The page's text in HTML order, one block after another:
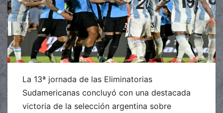
La 13ª jornada de las Eliminatorias
Sudamericanas concluyó con una destacada
victoria de la selección argentina sobre